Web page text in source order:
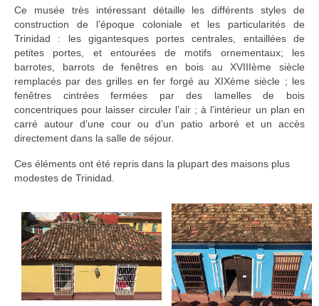
Ce musée très intéressant détaille les différents styles de
construction de l’époque coloniale et les particularités de
Trinidad : les gigantesques portes centrales, entaillées de
petites portes, et entourées de motifs ornementaux; les
barrotes, barrots de fenêtres en bois au XVIIIème siècle
remplacés par des grilles en fer forgé au XIXème siècle ; les
fenêtres cintrées fermées par des lamelles de bois
concentriques pour laisser circuler l’air ; à l’intérieur un plan en
carré autour d’une cour ou d’un patio arboré et un accès
directement dans la salle de séjour.
Ces éléments ont été repris dans la plupart des maisons plus
modestes de Trinidad.